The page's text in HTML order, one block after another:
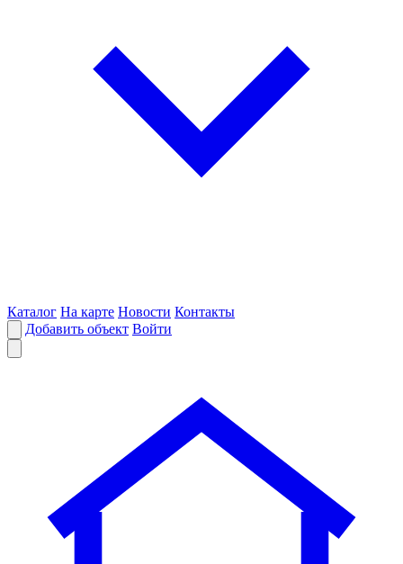
Каталог На карте Новости Контакты
Добавить объект Войти